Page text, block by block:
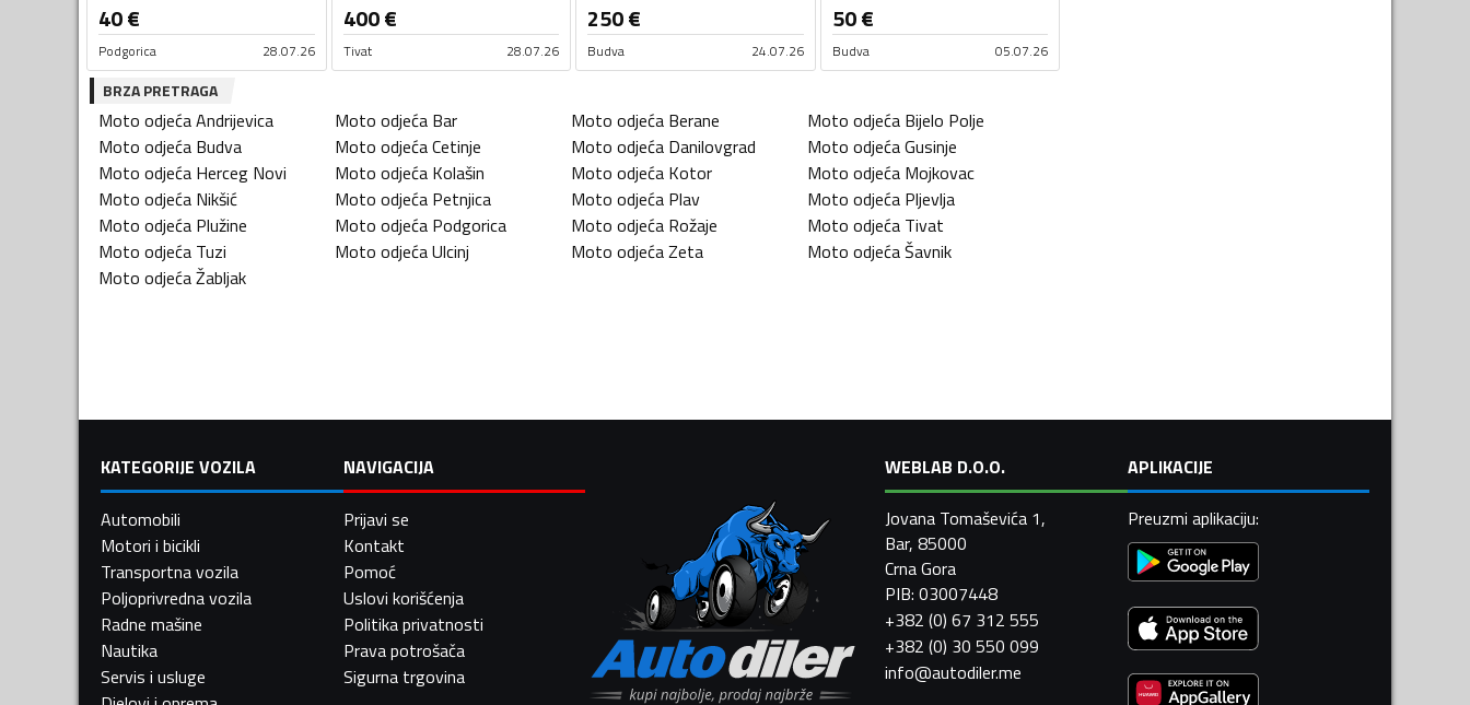
40€
Podgorica 28.07.26
400€
Tivat 28.07.26
250€
Budva 24.07.26
50€
Budva 05.07.26
BRZA PRETRAGA
Moto odjećaAndrijevica Moto odjeća Bar Moto odjeća Berane Moto odjeća Bijelo Polje
Moto odjeća Budva Moto odjećaCetinje Moto odjeća Danilovgrad Moto odjećaGusinje
Moto odjeća Herceg Novi Moto odjeća Kolašin Moto odjeća Kotor Moto odjeća Mojkovac
Moto odjeća Nikšić Moto odjeća Petnjica Moto odjeća Plav Moto odjeća Pljevlja
Moto odjeća Plužine Moto odjeća Podgorica Moto odjeća Rožaje Moto odjeća Tivat
Moto odjeća Tuzi Moto odjećaUlcinj Moto odjećaZeta Moto odjećaŠavnik
Moto odjećaŽabljak
KATEGORIJE VOZILA
Automobili
Motori i bicikli
Transportna vozila
Poljoprivredna vozila
Radne mašine
Nautika
Servis i usluge
NAVIGACIJA
Prijavi se
Kontakt
Pomoć
Uslovi korišćenja
Politika privatnosti
Prava potrošača
Sigurna trgovina
WEBLAB D.O.O.
Jovana Tomaševića 1,
Bar, 85000
Crna Gora
PIB: 03007448
+382 (0) 67 312 555
+382 (0) 30 550 099
info@autodiler.me
APLIKACIJE
Preuzmi aplikaciju: